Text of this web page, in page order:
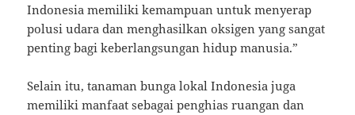
Indonesia memiliki kemampuan untuk menyerap
polusi udara dan menghasilkan oksigen yang sangat
penting bagi keberlangsungan hidup manusia.”
Selain itu, tanaman bunga lokal Indonesia juga
memiliki manfaat sebagai penghias ruangan dan